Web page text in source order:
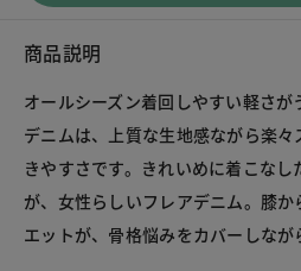
商品説明
オールシーズン着回しやすい軽さ
デニムは、上質な生地感ながら楽
きやすさです。きれいめに着こな
が、女性らしいフレアデニム。膝
エットが、骨格悩みをカバーしなが